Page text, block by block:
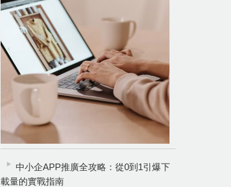
中小企APP推廣全攻略：從0到1引爆下
載量的實戰指南